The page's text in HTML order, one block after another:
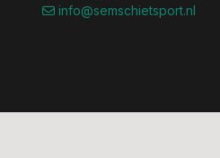
info@semschietsport.nl